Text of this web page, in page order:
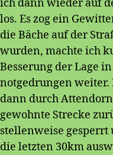
ich dann wieder auf
los. Es zog ein
die Bäche auf der
wurden, machte ich
Besserung der Lage
notgedrungen
dann durch
gewohnte Strecke
stellenweise gesperrt
die letzten 30km